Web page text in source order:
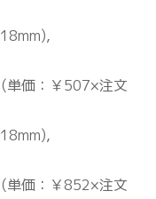
単価：￥507×注文
単価：￥852×注文